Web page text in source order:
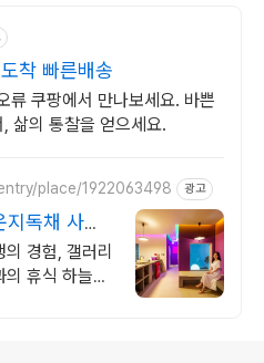
착 빠른배송
류 쿠팡에서 만나보세요. 바쁜
삶의 통찰을 얻으세요.
place/1922063498 광고
독채 사진
경험, 갤러리
휴식 하늘보